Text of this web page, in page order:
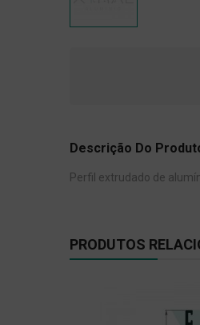
Descrição Do
Perfil extrudado de
PRODUTOS